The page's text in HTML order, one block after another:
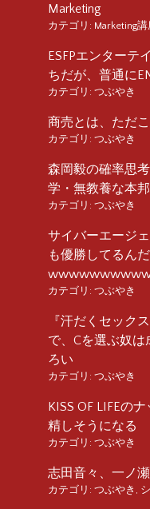
Marketing
カテゴリ: Marketing講
ESFPエンターテ
ちだが、普通に
カテゴリ: つぶやき
商売とは、ただ
カテゴリ: つぶやき
森岡毅の確率思
学・無教養な本
カテゴリ: つぶやき
サイバーエージ
も優勝してるん
カテゴリ: つぶやき
『汗だくセック
で、Cを選ぶ奴
ろい
カテゴリ: つぶやき
KISS OF LIFEの
精しそうになる
カテゴリ: つぶやき
志田音々、一ノ
カテゴリ: つぶやき